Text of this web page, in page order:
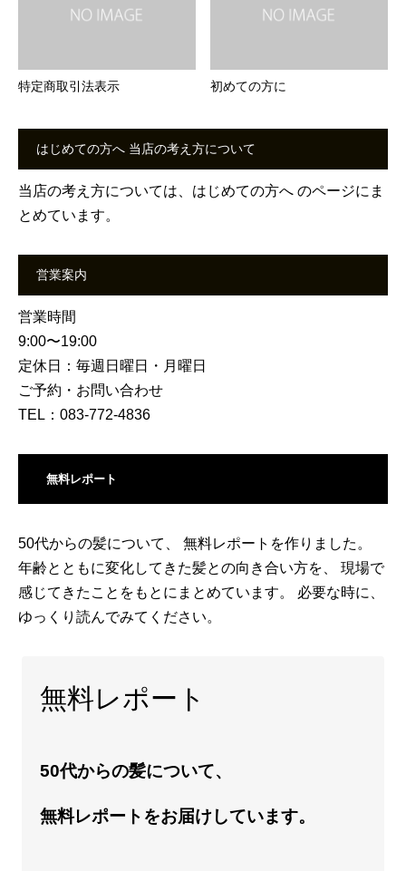
特定商取引法表示 初めての方に
はじめての方へ 当店の考え方について
当店の考え方については、 はじめての方へ のページにま
とめています。
営業案内
営業時間
9:00〜19:00
定休日：毎週日曜日・月曜日
ご予約・お問い合わせ
TEL：083-772-4836
無料レポート
50代からの髪について、 無料レポートを作りました。
年齢とともに変化してきた髪との向き合い方を、 現場で
感じてきたことをもとにまとめています。 必要な時に、
ゆっくり読んでみてください。
無料レポート
50代からの髪について、
無料レポートをお届けしています。